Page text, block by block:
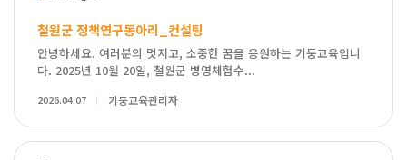
철원군 정책연구동아리_컨설팅
안녕하세요. 여러분의 멋지고, 소중한 꿈을 응원하는 기둥교육입니
다. 2025년 10월 20일, 철원군 병영체험수...
2026.04.07 기둥교육관리자